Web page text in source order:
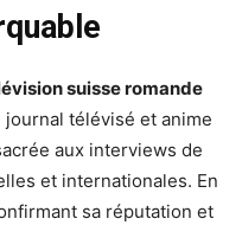
suisse romande
télévisé et anime
aux interviews de
et internationales. En
sa réputation et